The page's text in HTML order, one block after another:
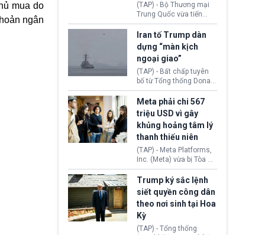
mua do
ngân
(TAP) - Bộ Thương mại
Trung Quốc vừa tiến
hành áp đặt lệnh trừng
phạt lên hàng loạt thực
thể và siết chặt kiểm
soát xuất khẩu máy bay
không người lái (UAV)
sang Hoa Kỳ. Động thái
này nhằm đáp trả các
biện pháp hạn chế
thương mại, áp thuế mới
cùng lệnh cấm công
nghệ gần đây từ phía
Washington.
Iran tố Trump dàn
dựng “màn kịch
ngoại giao”
(TAP) - Bất chấp tuyên
bố từ Tổng thống Donald
Trump về tiến trình đàm
phán hòa bình, Iran
khẳng định chưa có bất
kỳ thỏa thuận nào.
Tehran cho rằng, Hoa Kỳ
chỉ đang dàn dựng “màn
kịch ngoại giao” để xoa
dịu căng thẳng.
Meta phải chi 567
triệu USD vì gây
khủng hoảng tâm lý
thanh thiếu niên
(TAP) - Meta Platforms,
Inc. (Meta) vừa bị Tòa án
bang New Mexico yêu
cầu đóng góp 567 triệu
USD vào một quỹ khắc
phục hậu quả. Quyết
định này diễn ra sau khi
toà xác định, những nền
tảng mạng xã hội
Trump ký sắc lệnh
siết quyền công dân
theo nơi sinh tại Hoa
Kỳ
(TAP) - Tổng thống